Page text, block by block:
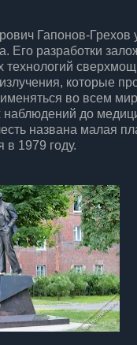
Гапонов-Грехов
Его разработки
технологий
которые
во всем
наблюдений до
названа малая
1979 году.